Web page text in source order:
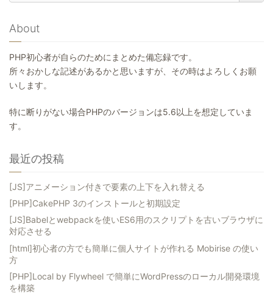
About
PHP初心者が自らのためにまとめた備忘録です。
所々おかしな記述があるかと思いますが、その時はよろしくお願
いします。
特に断りがない場合PHPのバージョンは5.6以上を想定していま
す。
最近の投稿
[JS]アニメーション付きで要素の上下を入れ替える
[PHP]CakePHP 3のインストールと初期設定
[JS]Babelとwebpackを使いES6用のスクリプトを古いブラウザに
対応させる
[html]初心者の方でも簡単に個人サイトが作れる Mobirise の使い
方
[PHP]Local by Flywheel で簡単にWordPressのローカル開発環境
を構築